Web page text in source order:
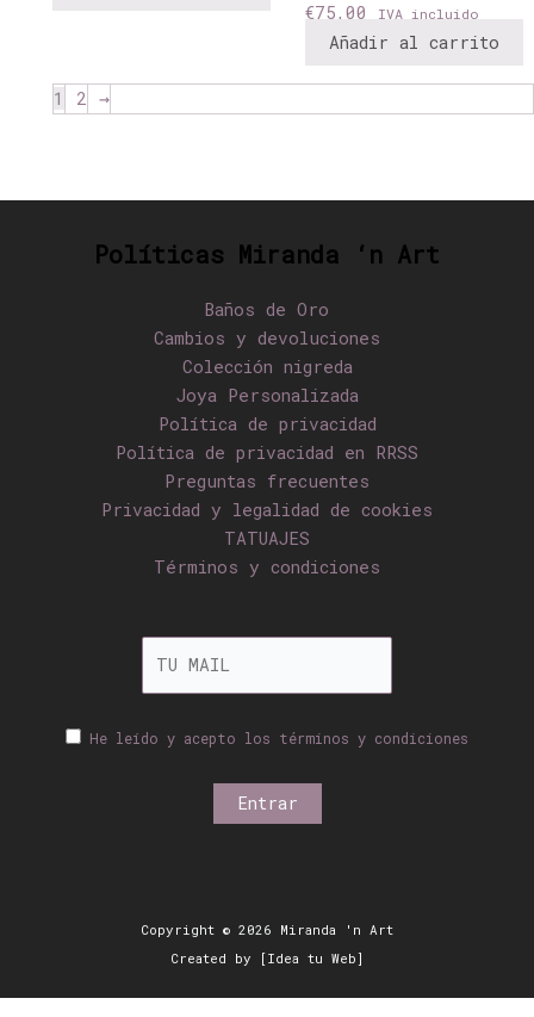
€75,00 IVA incluido
Añadir al carrito
1 2 →
Políticas Miranda ‘n Art
Baños de Oro
Cambios y devoluciones
Colección nigreda
Joya Personalizada
Política de privacidad
Política de privacidad en RRSS
Preguntas frecuentes
Privacidad y legalidad de cookies
TATUAJES
Términos y condiciones
He leído y acepto los términos y condiciones
Copyright © 2026 Miranda 'n Art
Created by [Idea tu Web]